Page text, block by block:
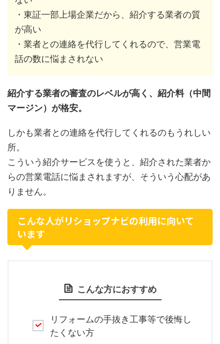
・東証一部上場企業だから、紹介する業者の質
が高い
・業者との連絡を代行してくれるので、営業電
話の数に悩まされない
紹介する業者の審査のレベルが高く、紹介料（中間
マージン）が格安。
しかも業者との連絡を代行してくれるのもうれしい
所。
こういう紹介サービスを使うと、紹介された業者か
らの営業電話に悩まされますが、そういう心配があ
りません。
こんな人がリショップナビの利用に向いて
います
こんな方におすすめ
リフォームの手抜き工事等で後悔し
たくない方